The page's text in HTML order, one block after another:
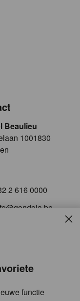
functie
Beaulieu
1001830
2 616 0000
op